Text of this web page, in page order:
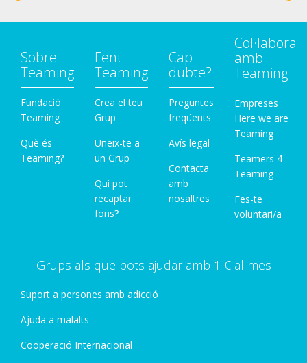
Sobre
Teaming
Fundació
Teaming
Què és
Teaming?
Fent
Teaming
Crea el teu
Grup
Uneix-te a
un Grup
Qui pot
recaptar
fons?
Cap
dubte?
Preguntes
freqüents
Avís legal
Contacta
amb
nosaltres
Col·labora
amb
Teaming
Empreses
Here we are
Teaming
Teamers 4
Teaming
Fes-te
voluntari/a
Grups als que pots ajudar amb 1 € al mes
Suport a persones amb adicció
Ajuda a malalts
Cooperació Internacional